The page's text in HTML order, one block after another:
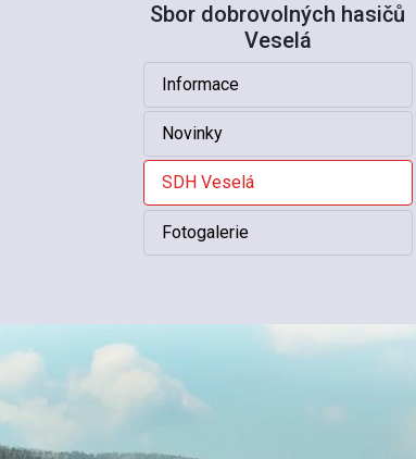
Sbor dobrovolných hasičů
Veselá
Informace
Novinky
SDH Veselá
Fotogalerie